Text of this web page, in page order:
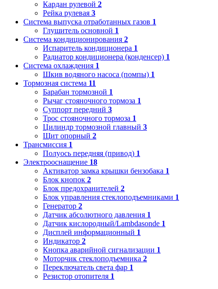
Кардан рулевой 2
Рейка рулевая 3
Система выпуска отработанных газов 1
Глушитель основной 1
Система кондиционирования 2
Испаритель кондиционера 1
Радиатор кондиционера (конденсер) 1
Система охлаждения 1
Шкив водяного насоса (помпы) 1
Тормозная система 11
Барабан тормозной 1
Рычаг стояночного тормоза 1
Суппорт передний 3
Трос стояночного тормоза 1
Цилиндр тормозной главный 3
Щит опорный 2
Трансмиссия 1
Полуось передняя (привод) 1
Электрооснащение 18
Активатор замка крышки бензобака 1
Блок кнопок 2
Блок предохранителей 2
Блок управления стеклоподъемниками 1
Генератор 2
Датчик абсолютного давления 1
Датчик кислородный/Lambdasonde 1
Дисплей информационный 1
Индикатор 2
Кнопка аварийной сигнализации 1
Моторчик стеклоподъемника 2
Переключатель света фар 1
Резистор отопителя 1